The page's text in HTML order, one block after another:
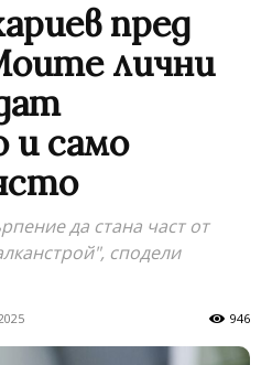
пред
лични
и само
да стана част от
сподели
946